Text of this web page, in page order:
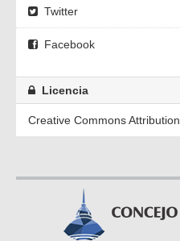
Twitter
Facebook
Licencia
Creative Commons Attribution